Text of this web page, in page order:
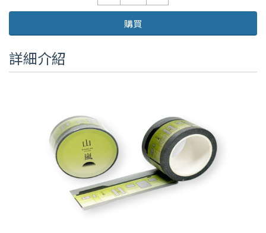
購買
詳細介紹